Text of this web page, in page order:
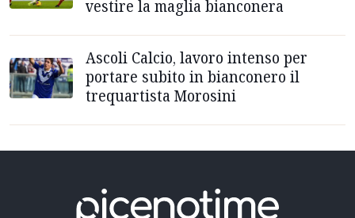
vestire la maglia bianconera
Ascoli Calcio, lavoro intenso per
portare subito in bianconero il
trequartista Morosini